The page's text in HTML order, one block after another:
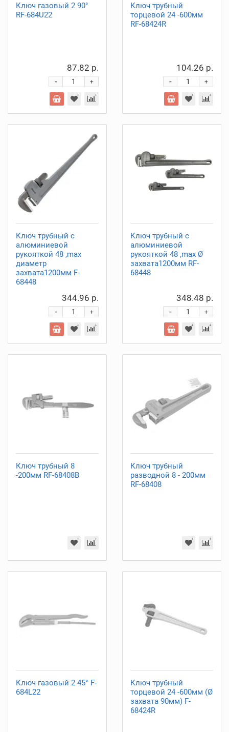
Ключ газовый 2 90°
RF-684U22
87.82 р.
+
-
Ключ трубный
торцевой 24 -600мм
RF-68424R
104.26 р.
+
-
Ключ трубный с
алюминиевой
рукояткой 48 ,max
диаметр
захвата1200мм F-
68448
344.96 р.
+
-
Ключ трубный с
алюминиевой
рукояткой 48 ,max Ø
захвата1200мм RF-
68448
348.48 р.
+
-
Ключ трубный 8
-200мм RF-68408B
Ключ трубный
разводной 8 - 200мм
RF-68408
Ключ газовый 2 45° F-
684L22
Ключ трубный
торцевой 24 -600мм (Ø
захвата 90мм) F-
68424R